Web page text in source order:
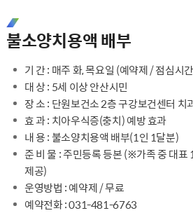
불소양치용액 배부
기 간 : 매주 화, 목요일 (예약제 / 점심
대 상 : 5세 이상 안산시민
장 소 : 단원보건소 2층 구강보건센터 치
효 과 : 치아우식증(충치) 예방 효과
내 용 : 불소양치용액 배부(1인 1달분)
준 비 물 : 주민등록 등본 (※가족 중 대표
제공)
운영방법 : 예약제 / 무료
예약전화 : 031-481-6763